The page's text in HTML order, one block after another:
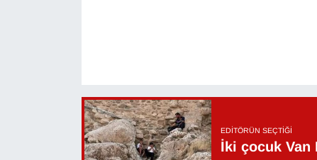
EDITÖRÜN SEÇTIĞI
İki çocuk Van